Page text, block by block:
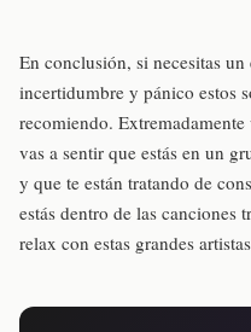
En conclusión, si necesitas un
incertidumbre y pánico estos
recomiendo.
vas a sentir que estás en un
y que te están tratando de
estás dentro de las canciones
relax con estas grandes